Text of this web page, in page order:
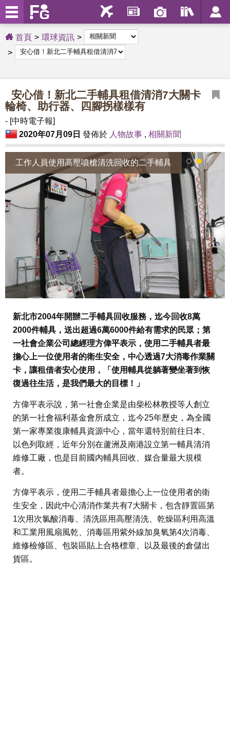
首頁 環球資訊
安心借！新北二手輔具租借清消7大關卡
輪椅、助行器、四腳拐樣樣有
- [中時電子報]
2020年07月09日 發佈於 人物故事 , 相關新聞
工作人員使用高壓噴槍清洗回收的二手輔具 1 2 3
新北市2004年開辦二手輔具回收服務，迄今回收8萬
2000件輔具，送出超過6萬6000件給有需求的民眾；第
一社會企業公司總經理方偉平表示，使用二手輔具者最
擔心上一位使用者的衛生安全，中心透過7大消毒作業關
卡，讓租借者安心使用，「使用輔具從躺著變坐著到恢
復過往生活，是我們最大的目標！」
方偉平表示說，第一社會企業是由柴松林教授等人創立
的第一社會福利基金會所成立，迄今25年歷史，為全國
第一家專業復康輔具資源中心，當年還特別前往日本、
以色列取經，近年分別在蘆洲及南港設立第一輔具清消
維修工廠，也是目前國內輔具回收、媒合量最大規模
者。
方偉平表示，使用二手輔具者最擔心上一位使用者的衛
生安全，因此中心清消作業共有7大關卡，包含靜置區第
1次用次氯酸消毒、清洗區用高壓清洗、乾燥區利用高溫
和工業用風扇風乾、消毒區用紫外線加臭氧第4次消毒、
維修檢修區、包裝區貼上合格標章、以及最後的倉儲出
貨區。